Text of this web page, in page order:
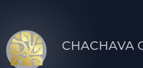
CHACHAVA